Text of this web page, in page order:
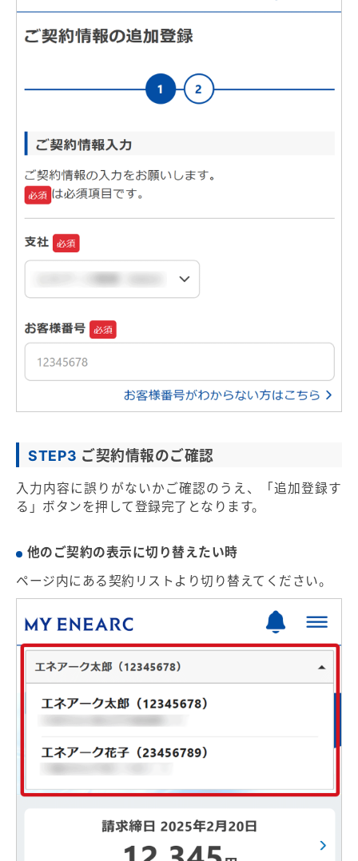
STEP3 ご契約情報のご確認
入力内容に誤りがないかご確認のうえ、「追加登録す
る」ボタンを押して登録完了となります。
他のご契約の表示に切り替えたい時
ページ内にある契約リストより切り替えてください。